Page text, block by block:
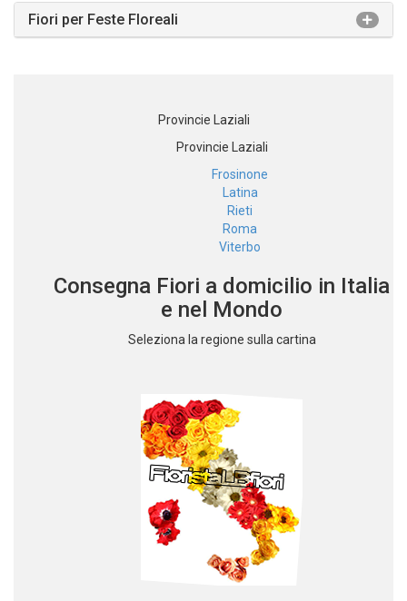
Fiori per Feste Floreali
Provincie Laziali
Provincie Laziali
Frosinone
Latina
Rieti
Roma
Viterbo
Consegna Fiori a domicilio in Italia
e nel Mondo
Seleziona la regione sulla cartina